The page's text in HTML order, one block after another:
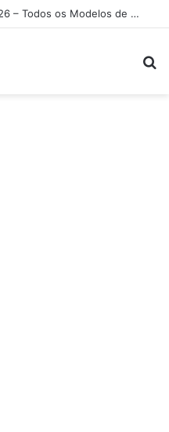
Atualizações AZAMERICA 2026 – Todos os Modelos de Receptores AZAMERICA